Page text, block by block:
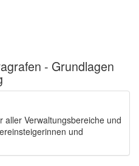
- Grundlagen
Verwaltungsbereiche und
und